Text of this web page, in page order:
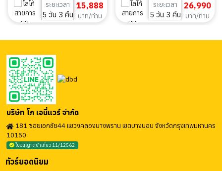
ระยะเวลา
5 วัน 3 คืน
15,888
บาท/ท่าน
ระยะเวลา
5 วัน 3 คืน
26,990
บาท/ท่าน
บริษัท โก เอนี่แวร์ จำกัด
181 ซอยเอกชัย44 แขวงคลองบางพราน เขตบางบอน จังหวัดกรุงเทพมหานคร
10150
ใบอนุญาตนำเที่ยว 11/12562
ทัวร์ยอดนิยม